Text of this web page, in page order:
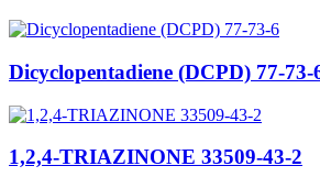
Dicyclopentadiene (DCPD) 77-73-
1,2,4-TRIAZINONE 33509-43-2